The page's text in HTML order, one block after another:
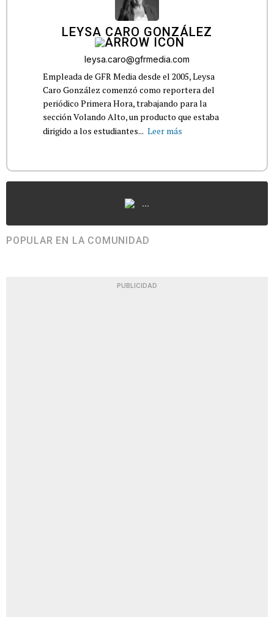
LEYSA CARO GONZÁLEZ
leysa.caro@gfrmedia.com
Empleada de GFR Media desde el 2005, Leysa
Caro González comenzó como reportera del
periódico Primera Hora, trabajando para la
sección Volando Alto, un producto que estaba
dirigido a los estudiantes... Leer más
...
POPULAR EN LA COMUNIDAD
PUBLICIDAD